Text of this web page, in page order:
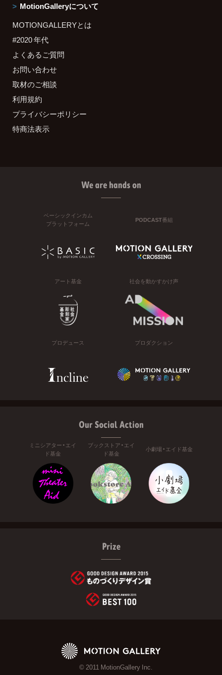
MotionGalleryについて
MOTIONGALLERYとは
#2020 年代
よくあるご質問
お問い合わせ
取材のご相談
利用規約
プライバシーポリシー
特商法表示
We are hands on
ベーシックインカム
プラットフォーム
PODCAST番組
アート基金 社会を動かすかけ声
プロデュース プロダクション
Our Social Action
ミニシアター・エイ
ド基金
ブックストア・エイ
ド基金
小劇場・エイド基金
Prize
© 2011 MotionGallery Inc.